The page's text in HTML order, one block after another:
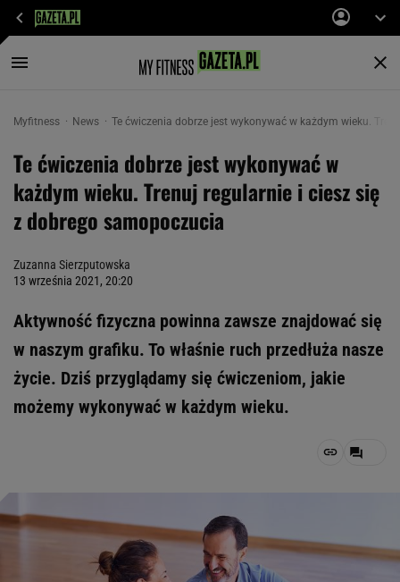
Myfitness News Te ćwiczenia dobrze jest wykonywać w każdym wieku.
Te ćwiczenia dobrze jest wykonywać w
każdym wieku. Trenuj regularnie i ciesz się
z dobrego samopoczucia
Zuzanna Sierzputowska
13 września 2021, 20:20
Aktywność fizyczna powinna zawsze znajdować się
w naszym grafiku. To właśnie ruch przedłuża nasze
życie. Dziś przyglądamy się ćwiczeniom, jakie
możemy wykonywać w każdym wieku.